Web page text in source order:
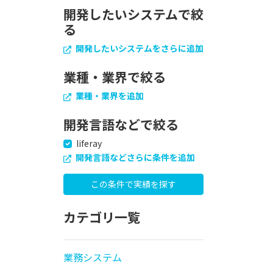
開発したいシステムで絞
る
開発したいシステムをさらに追加
業種・業界で絞る
業種・業界を追加
開発言語などで絞る
liferay
開発言語などさらに条件を追加
カテゴリ一覧
業務システム